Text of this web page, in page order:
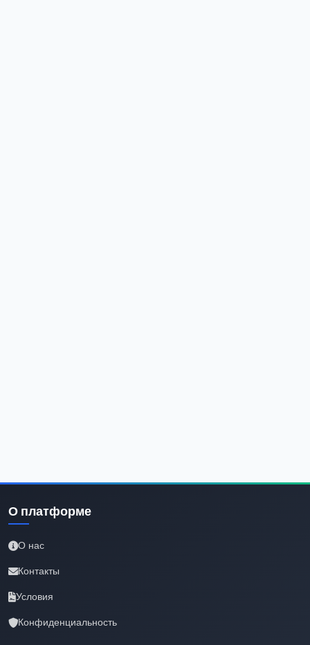
О платформе
О нас
Контакты
Условия
Конфиденциальность